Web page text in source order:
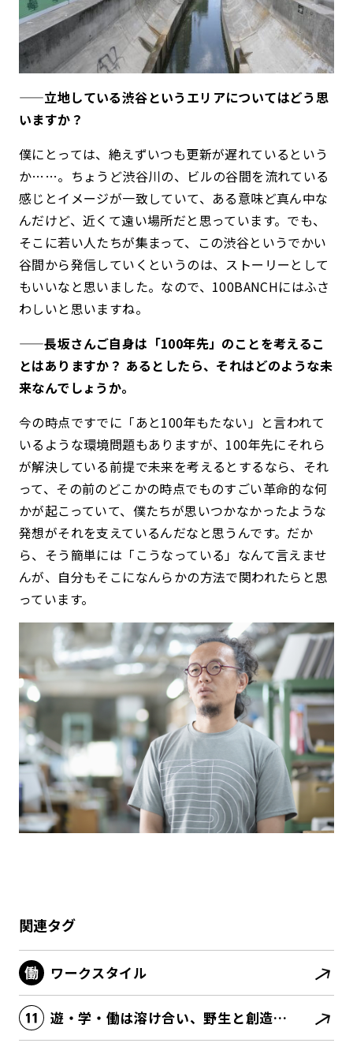
——立地している渋谷というエリアについてはどう思
いますか？
僕にとっては、絶えずいつも更新が遅れているという
か……。ちょうど渋谷川の、ビルの谷間を流れている
感じとイメージが一致していて、ある意味ど真ん中な
んだけど、近くて遠い場所だと思っています。でも、
そこに若い人たちが集まって、この渋谷というでかい
谷間から発信していくというのは、ストーリーとして
もいいなと思いました。なので、100BANCHにはふさ
わしいと思いますね。
——長坂さんご自身は「100年先」のことを考えるこ
とはありますか？ あるとしたら、それはどのような未
来なんでしょうか。
今の時点ですでに「あと100年もたない」と言われて
いるような環境問題もありますが、100年先にそれら
が解決している前提で未来を考えるとするなら、それ
って、その前のどこかの時点でものすごい革命的な何
かが起こっていて、僕たちが思いつかなかったような
発想がそれを支えているんだなと思うんです。だか
ら、そう簡単には「こうなっている」なんて言えませ
んが、自分もそこになんらかの方法で関われたらと思
っています。
関連タグ
ワークスタイル
遊・学・働は溶け合い、野生と創造性がむき出しになる